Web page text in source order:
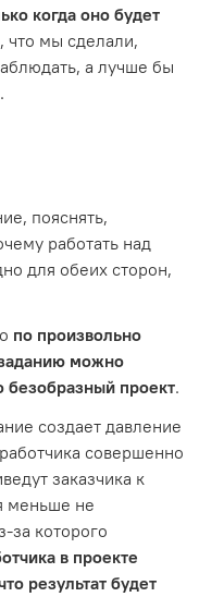
когда оно будет
что мы сделали,
а лучше бы
пояснять,
работать над
для обеих сторон,
по произвольно
можно
безобразный проект.
создает давление
совершенно
заказчика к
меньше не
за которого
в проекте
результат будет